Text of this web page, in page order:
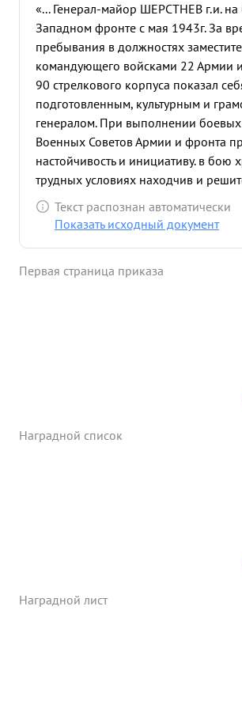
«... Генерал-майор ШЕРСТНЕВ г.и. на
Западном фронте с мая 1943г. За
пребывания в должностях
командующего войсками 22 Армии
90 стрелкового корпуса показал
подготовленным, культурным и
генералом. При выполнении
Военных Советов Армии и фронта
настойчивость и инициативу. в бою
трудных условиях находчив и
Достоин награждения орденом
ЗНАМЕНИ. ...»
Текст распознан автоматически
Показать исходный документ
Первая страница приказа
Наградной список
Наградной лист